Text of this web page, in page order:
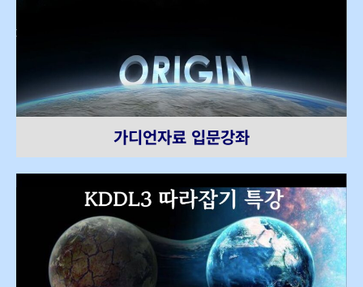
가디언자료 입문강좌